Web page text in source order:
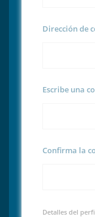
Dirección de
Escribe una
Confirma la
Detalles del